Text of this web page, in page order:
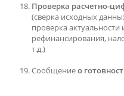
Проверка расчетно-
(сверка исходных
проверка
рефинансирования,
т.д.)
Сообщениео